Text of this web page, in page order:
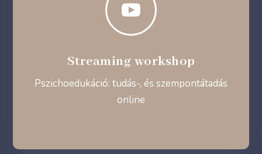

Streaming workshop
Pszichoedukáció: tudás-, és szempontátadás
online